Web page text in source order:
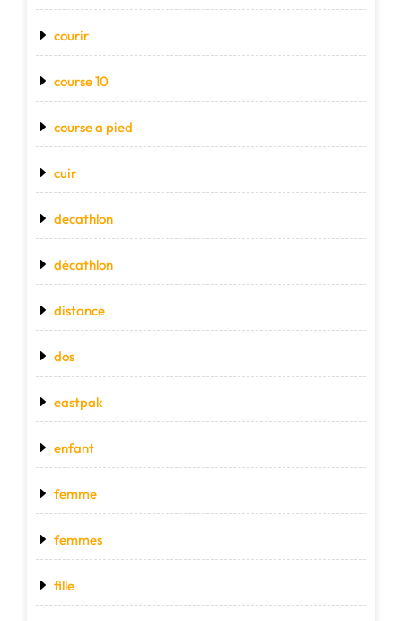
courir
course 10
course a pied
cuir
decathlon
décathlon
distance
dos
eastpak
enfant
femme
femmes
fille